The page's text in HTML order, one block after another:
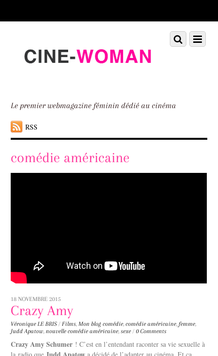
down
Le premier webmagazine féminin dédié au cinéma
RSS
Menu
Scroll
down
comédie américaine
18 NOVEMBRE 2015
Crazy Amy
Véronique LE BRIS / Films,Mon blog comédie,comédie américaine, femme,
Judd Apatow,nouvelle comédie américaine,sexe / 0 Comments
Crazy Amy Schumer ! C’est en l’entendant raconter sa vie sexuelle à